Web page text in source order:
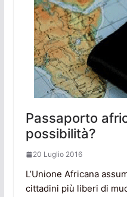
Passaporto
possibilità?
20 Luglio 2016
L’Unione Africana
cittadini più liberi di